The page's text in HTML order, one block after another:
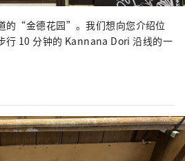
的“金德花园”。我们想向您介绍位
行 10 分钟的 Kannana Dori 沿线的一